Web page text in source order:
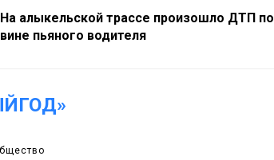
На алыкельской трассе произошло ДТП по
вине пьяного водителя